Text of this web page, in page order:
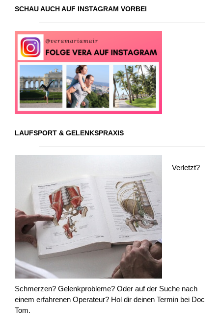
SCHAU AUCH AUF INSTAGRAM VORBEI
LAUFSPORT & GELENKSPRAXIS
Verletzt?
Schmerzen? Gelenkprobleme? Oder auf der Suche nach
einem erfahrenen Operateur? Hol dir deinen Termin bei Doc
Tom.